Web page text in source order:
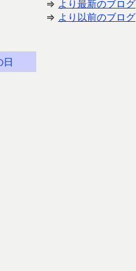
⇒ より最新のブログ
⇒ より以前のブログ
日